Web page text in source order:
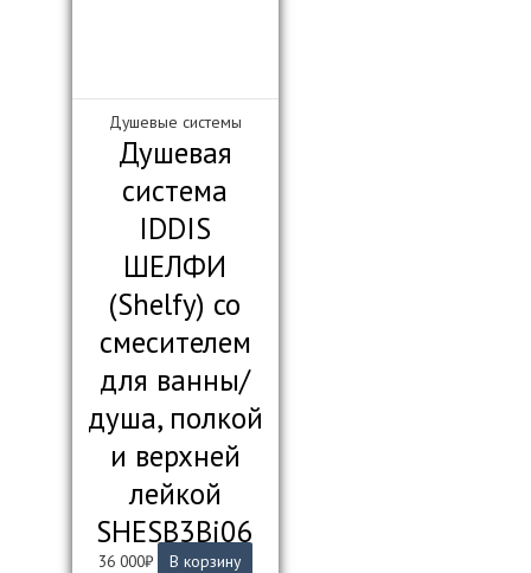
Душевые системы
Душевая
система
IDDIS
ШЕЛФИ
(Shelfy) со
смесителем
для ванны/
душа, полкой
и верхней
лейкой
SHESB3Bi06
36 000₽ В корзину